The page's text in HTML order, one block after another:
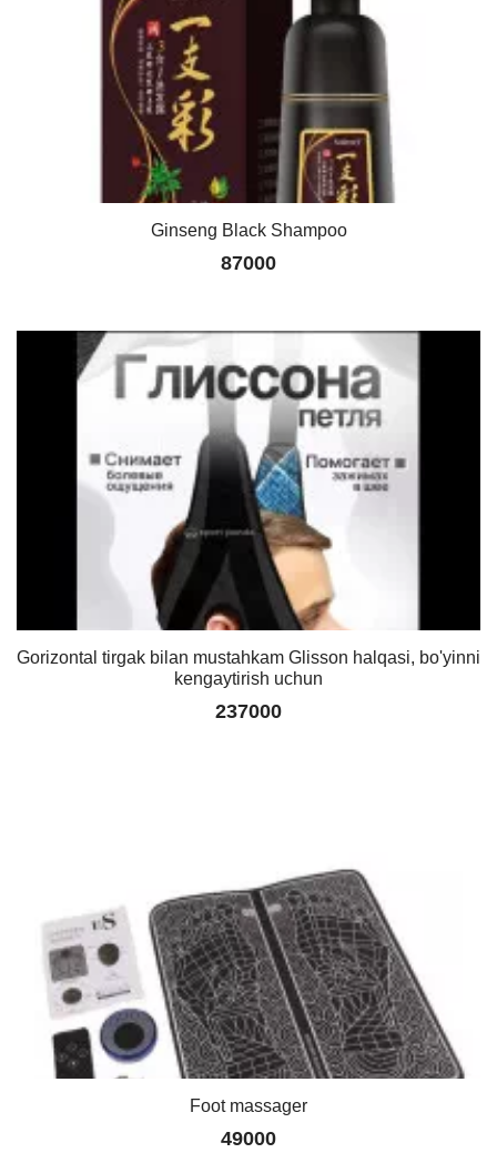
Ginseng Black Shampoo
87000
Gorizontal tirgak bilan mustahkam Glisson halqasi, bo'yinni
kengaytirish uchun
237000
Foot massager
49000